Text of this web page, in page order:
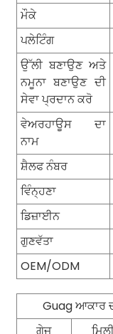
ਮੌਕੇ
ਪਲੇਟਿੰਗ
ਉੱਲੀ ਬਣਾਉਣ ਅਤੇ
ਨਮੂਨਾ ਬਣਾਉਣ ਦੀ
ਸੇਵਾ ਪ੍ਰਦਾਨ ਕਰੋ
ਵੇਅਰਹਾਊਸ ਦਾ
ਨਾਮ
ਸ਼ੈਲਫ ਨੰਬਰ
ਵਿੰਨ੍ਹਣਾ
ਡਿਜ਼ਾਈਨ
ਗੁਣਵੱਤਾ
OEM/ODM
Guag ਆਕਾਰ